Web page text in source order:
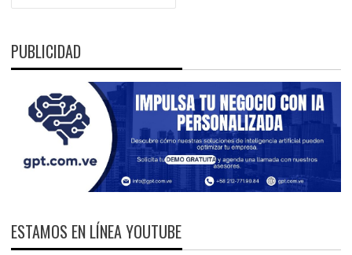
PUBLICIDAD
ESTAMOS EN LÍNEA YOUTUBE